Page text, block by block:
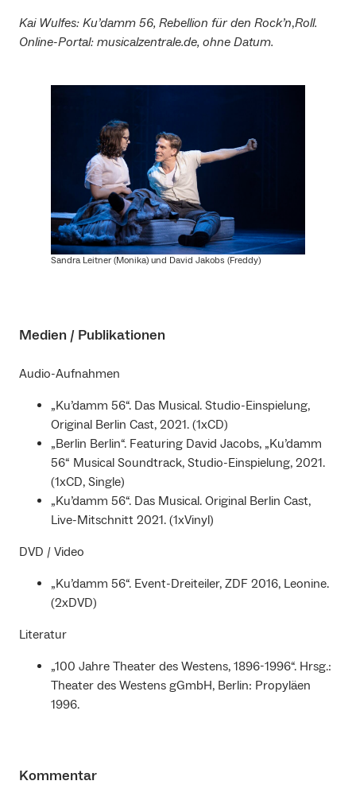
Kai Wulfes: Ku’damm 56, Rebellion für den Rock’n‚Roll.
Online-Portal: musicalzentrale.de, ohne Datum.
Sandra Leitner (Monika) und David Jakobs (Freddy)
Medien / Publikationen
Audio-Aufnahmen
„Ku’damm 56“. Das Musical. Studio-Einspielung,
Original Berlin Cast, 2021. (1xCD)
„Berlin Berlin“. Featuring David Jacobs, „Ku’damm
56“ Musical Soundtrack, Studio-Einspielung, 2021.
(1xCD, Single)
„Ku’damm 56“. Das Musical. Original Berlin Cast,
Live-Mitschnitt 2021. (1xVinyl)
DVD / Video
„Ku’damm 56“. Event-Dreiteiler, ZDF 2016, Leonine.
(2xDVD)
Literatur
„100 Jahre Theater des Westens, 1896-1996“. Hrsg.:
Theater des Westens gGmbH, Berlin: Propyläen
1996.
Kommentar